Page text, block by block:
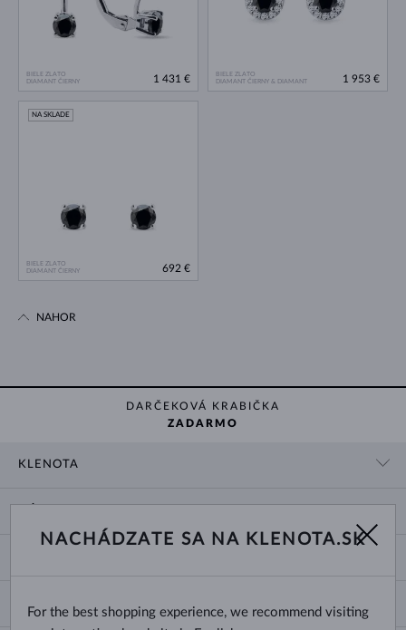
BIELE ZLATO
DIAMANT ČIERNY
1 431 €
BIELE ZLATO
DIAMANT ČIERNY & DIAMANT
1 953 €
BIELE ZLATO
DIAMANT ČIERNY
NA SKLADE
692 €
NAHOR
DARČEKOVÁ KRABIČKA
ZADARMO
KLENOTA
O NÁS
DODANIE A PLATBA ZA TOVAR
VÝBER SVADOBNÝCH OBRÚČOK
TYPY A DĹŽKY RETIAZOK
NACHÁDZATE SA NA KLENOTA.SK
For the best shopping experience, we recommend visiting